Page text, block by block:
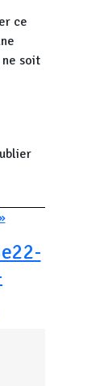
ce
soit
page